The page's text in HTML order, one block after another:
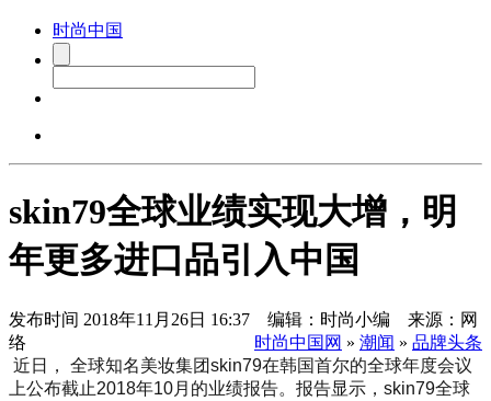
时尚中国
skin79全球业绩实现大增，明
年更多进口品引入中国
发布时间 2018年11月26日 16:37 编辑：时尚小编 来源：网
络
时尚中国网 » 潮闻 » 品牌头条
近日， 全球知名美妆集团skin79在韩国首尔的全球年度会议
上公布截止2018年10月的业绩报告。报告显示，skin79全球